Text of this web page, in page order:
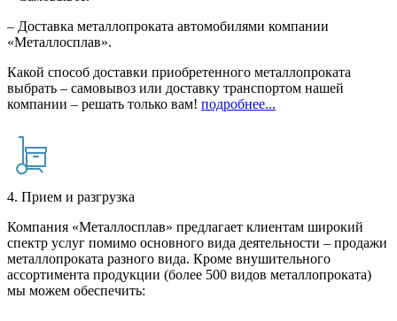
– Доставка металлопроката автомобилями компании
«Металлосплав».
Какой способ доставки приобретенного металлопроката
выбрать – самовывоз или доставку транспортом нашей
компании – решать только вам! подробнее...
4. Прием и разгрузка
Компания «Металлосплав» предлагает клиентам широкий
спектр услуг помимо основного вида деятельности – продажи
металлопроката разного вида. Кроме внушительного
ассортимента продукции (более 500 видов металлопроката)
мы можем обеспечить: